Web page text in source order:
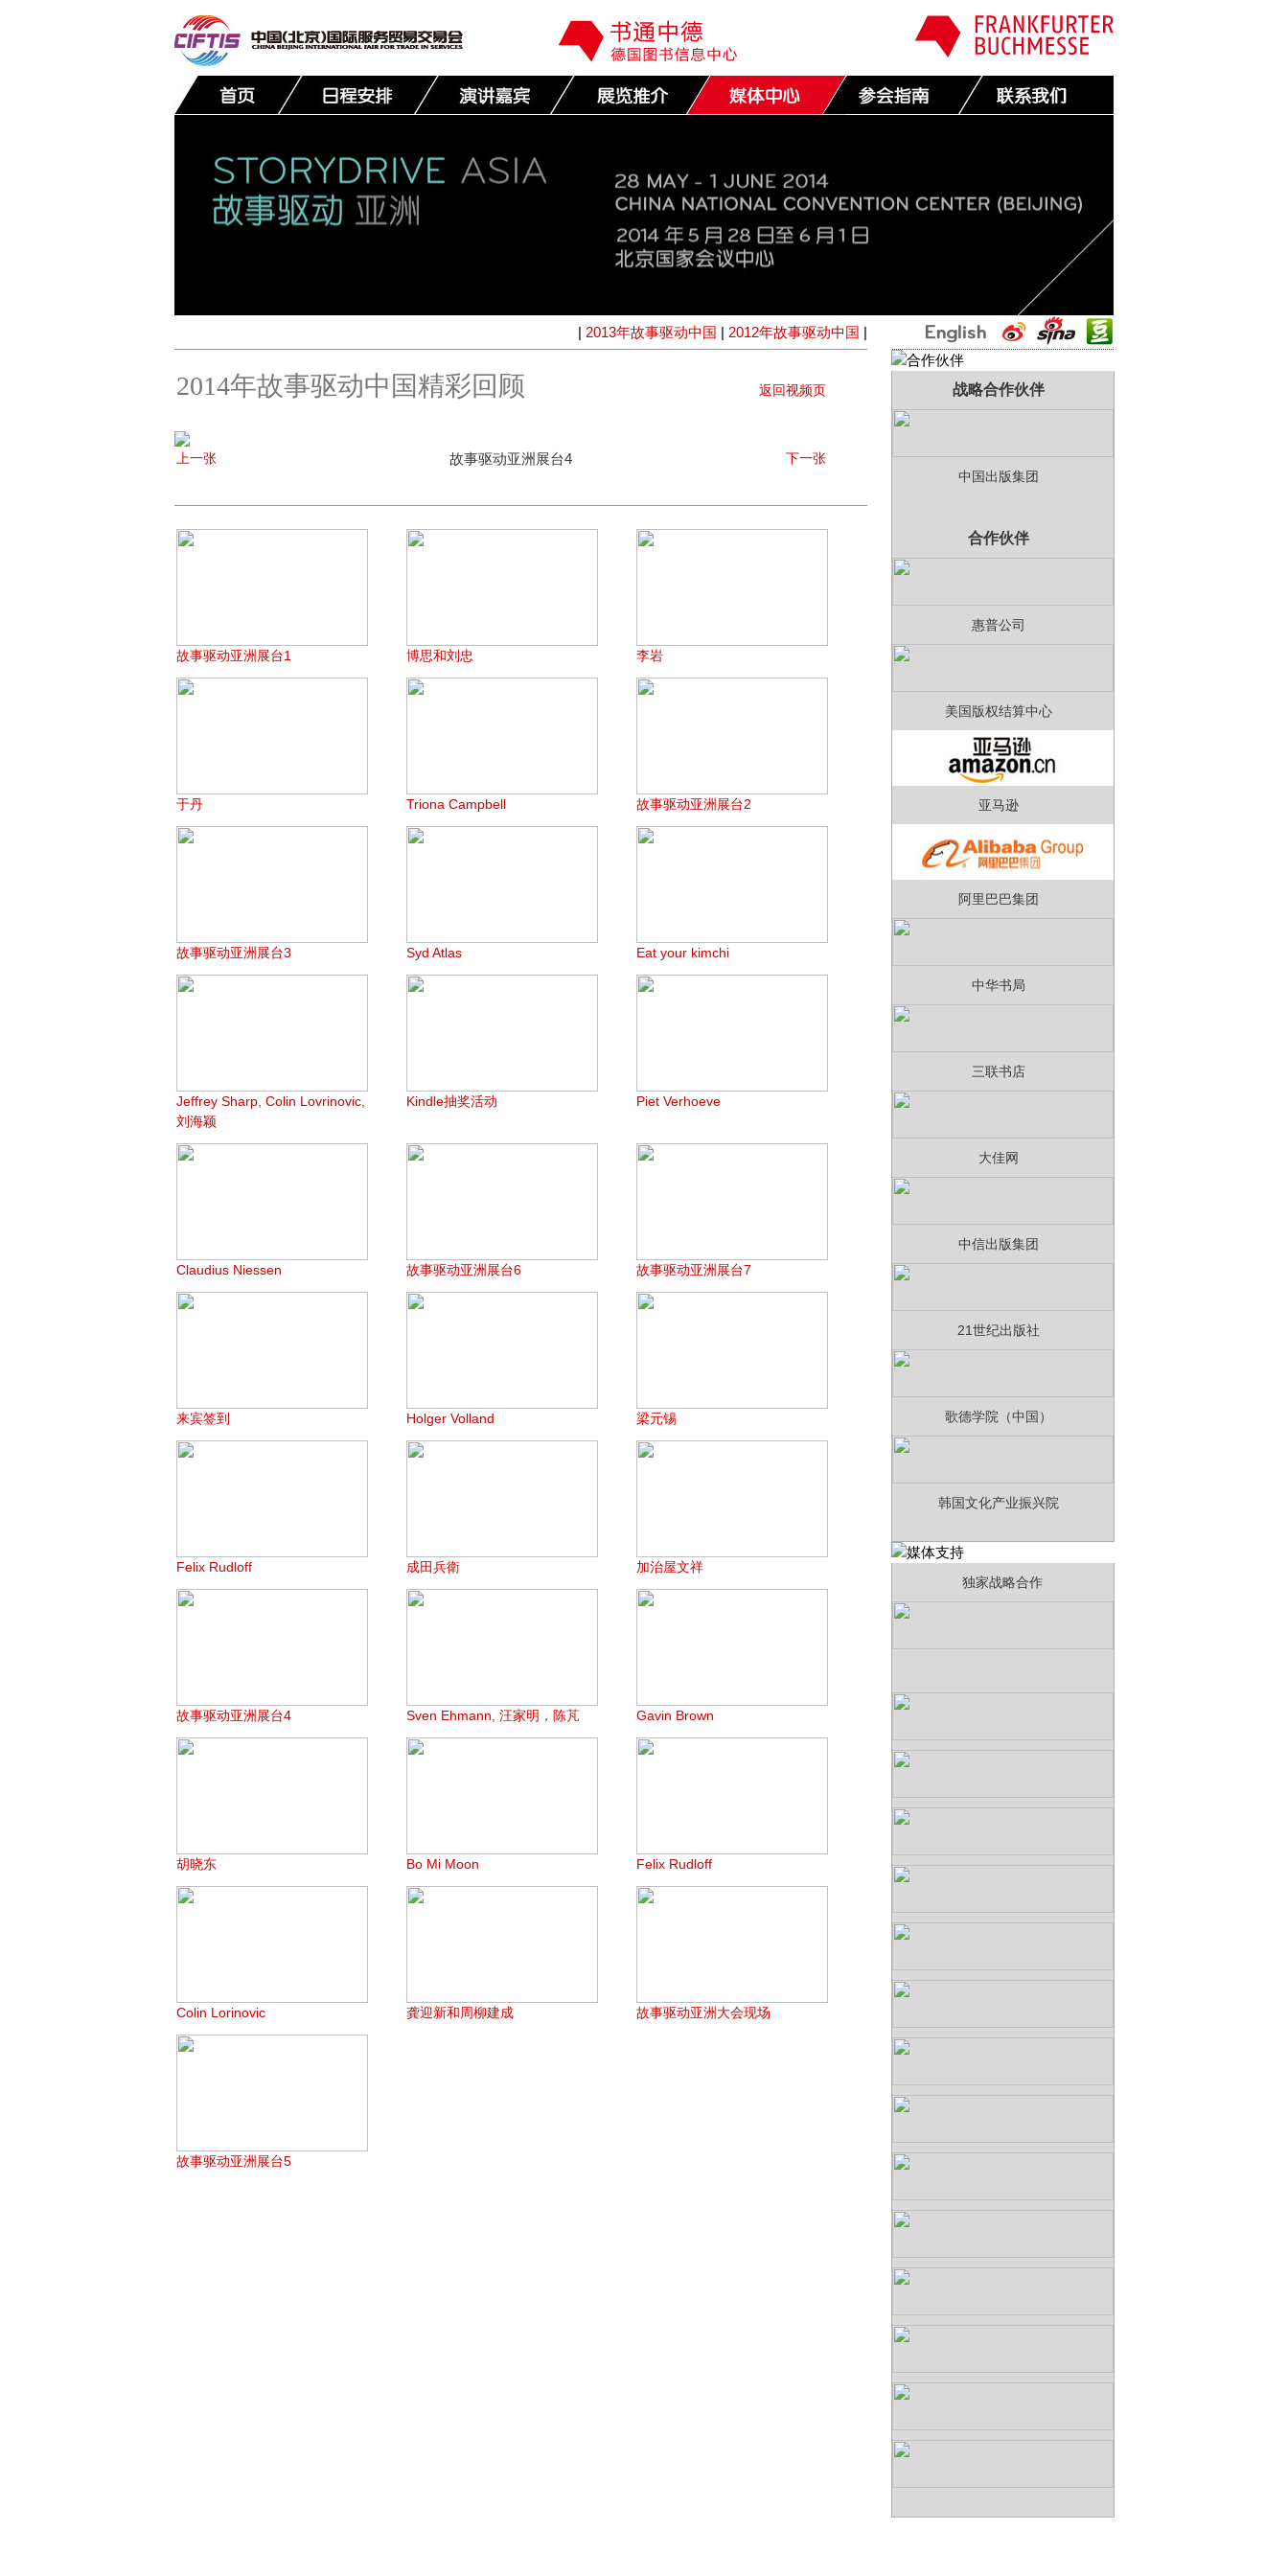
| 2013年故事驱动中国 | 2012年故事驱动中国 |
2014年故事驱动中国精彩回顾 返回视频页
上一张 故事驱动亚洲展台4 下一张
故事驱动亚洲展台1 博思和刘忠 李岩
于丹 Triona Campbell 故事驱动亚洲展台2
故事驱动亚洲展台3 Syd Atlas Eat your kimchi
Jeffrey Sharp, Colin Lovrinovic,
刘海颖
Kindle抽奖活动 Piet Verhoeve
Claudius Niessen 故事驱动亚洲展台6 故事驱动亚洲展台7
来宾签到 Holger Volland 梁元锡
Felix Rudloff 成田兵衛 加治屋文祥
故事驱动亚洲展台4 Sven Ehmann, 汪家明，陈芃 Gavin Brown
胡晓东 Bo Mi Moon Felix Rudloff
Colin Lorinovic 龚迎新和周柳建成 故事驱动亚洲大会现场
故事驱动亚洲展台5
战略合作伙伴
中国出版集团
合作伙伴
惠普公司
美国版权结算中心
亚马逊
阿里巴巴集团
中华书局
三联书店
大佳网
中信出版集团
21世纪出版社
歌德学院（中国）
韩国文化产业振兴院
独家战略合作